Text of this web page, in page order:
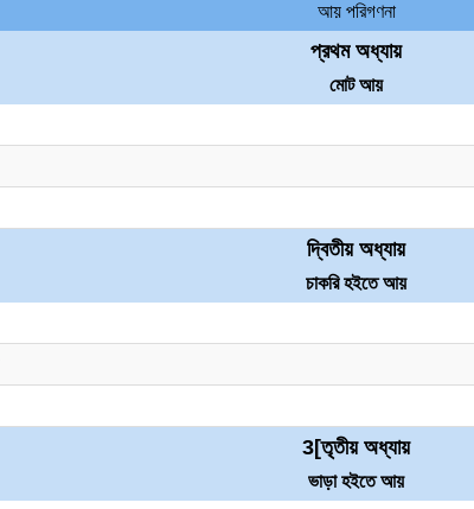
আয় পরিগণনা
প্রথম অধ্যায়
মোট আয়
দ্বিতীয় অধ্যায়
চাকরি হইতে আয়
3[তৃতীয় অধ্যায়
ভাড়া হইতে আয়